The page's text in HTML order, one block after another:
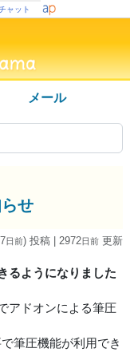
ャット
メール
せ
日前) 投稿 | 2972日前 更新
るようになりました
アドオンによる筆圧
筆圧機能が利用でき